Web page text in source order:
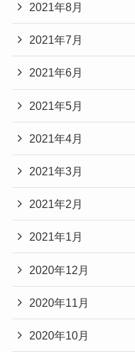
2021年8月
2021年7月
2021年6月
2021年5月
2021年4月
2021年3月
2021年2月
2021年1月
2020年12月
2020年11月
2020年10月